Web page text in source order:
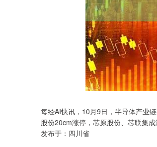
每经AI快讯，10月9日，半导体产业
股份20cm涨停，芯原股份、芯联集
发布于：四川省
深证成指